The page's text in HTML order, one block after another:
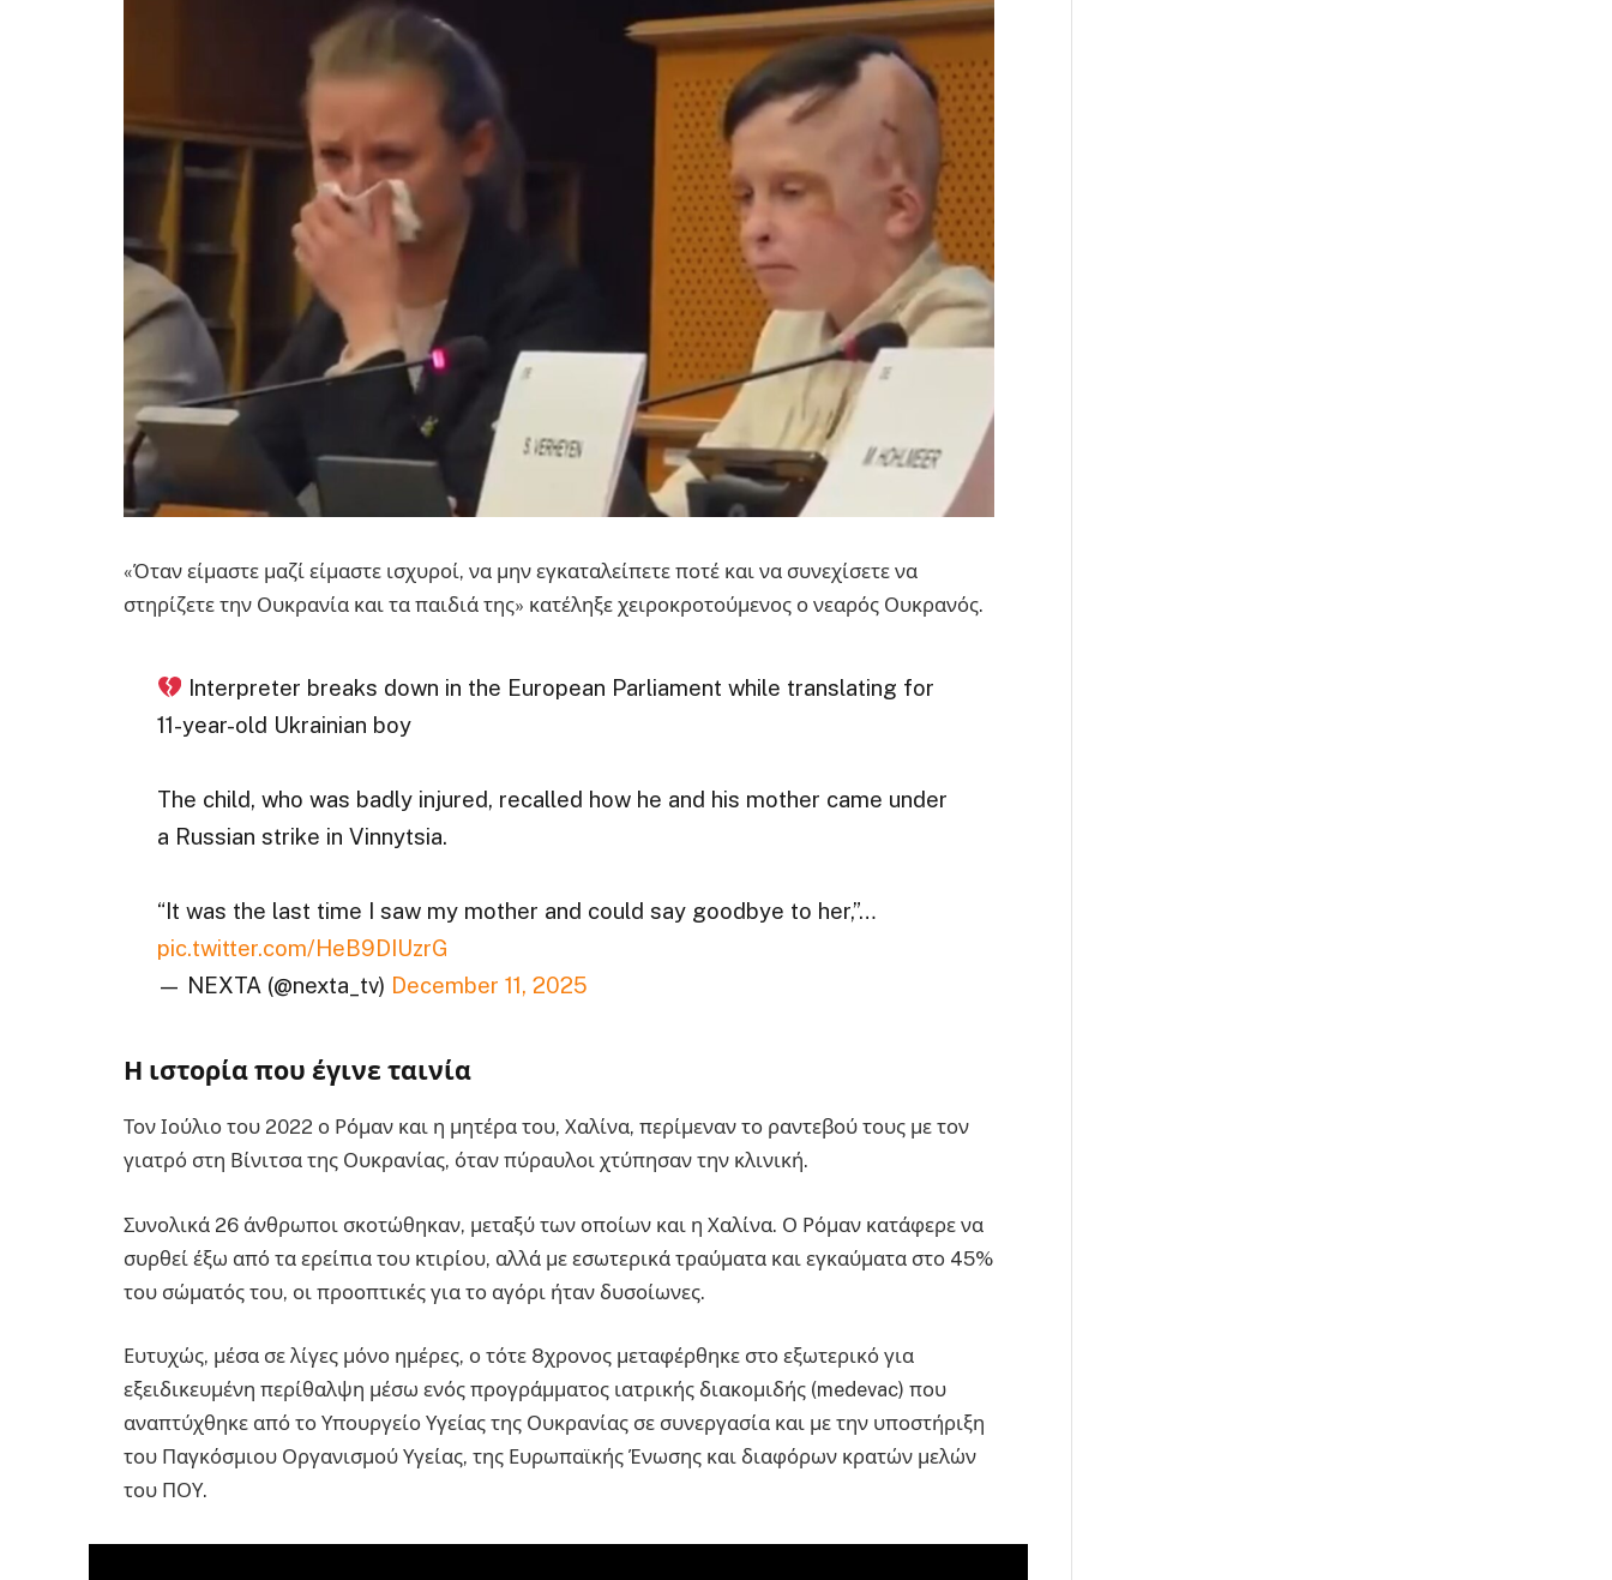
«Όταν είμαστε μαζί είμαστε ισχυροί, να μην εγκαταλείπετε ποτέ και να συνεχίσετε να
στηρίζετε την Ουκρανία και τα παιδιά της» κατέληξε χειροκροτούμενος ο νεαρός Ουκρανός.
Interpreter breaks down in the European Parliament while translating for
11-year-old Ukrainian boy
The child, who was badly injured, recalled how he and his mother came under
a Russian strike in Vinnytsia.
“It was the last time I saw my mother and could say goodbye to her,”…
pic.twitter.com/HeB9DIUzrG
— NEXTA (@nexta_tv) December 11, 2025
Η ιστορία που έγινε ταινία
Τον Ιούλιο του 2022 ο Ρόμαν και η μητέρα του, Χαλίνα, περίμεναν το ραντεβού τους με τον
γιατρό στη Βίνιτσα της Ουκρανίας, όταν πύραυλοι χτύπησαν την κλινική.
Συνολικά 26 άνθρωποι σκοτώθηκαν, μεταξύ των οποίων και η Χαλίνα. Ο Ρόμαν κατάφερε να
συρθεί έξω από τα ερείπια του κτιρίου, αλλά με εσωτερικά τραύματα και εγκαύματα στο 45%
του σώματός του, οι προοπτικές για το αγόρι ήταν δυσοίωνες.
Ευτυχώς, μέσα σε λίγες μόνο ημέρες, ο τότε 8χρονος μεταφέρθηκε στο εξωτερικό για
εξειδικευμένη περίθαλψη μέσω ενός προγράμματος ιατρικής διακομιδής (medevac) που
αναπτύχθηκε από το Υπουργείο Υγείας της Ουκρανίας σε συνεργασία και με την υποστήριξη
του Παγκόσμιου Οργανισμού Υγείας, της Ευρωπαϊκής Ένωσης και διαφόρων κρατών μελών
του ΠΟΥ.